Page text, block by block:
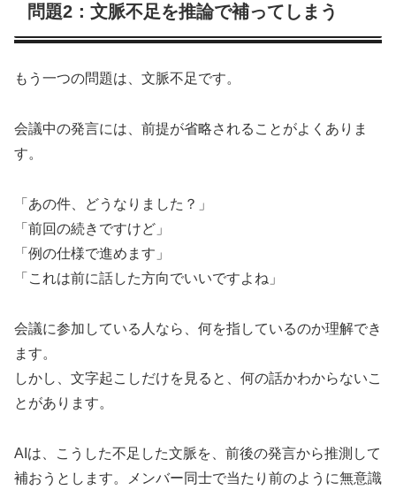
問題2：文脈不足を推論で補ってしまう
もう一つの問題は、文脈不足です。
会議中の発言には、前提が省略されることがよくありま
す。
「あの件、どうなりました？」
「前回の続きですけど」
「例の仕様で進めます」
「これは前に話した方向でいいですよね」
会議に参加している人なら、何を指しているのか理解でき
ます。
しかし、文字起こしだけを見ると、何の話かわからないこ
とがあります。
AIは、こうした不足した文脈を、前後の発言から推測して
補おうとします。メンバー同士で当たり前のように無意識